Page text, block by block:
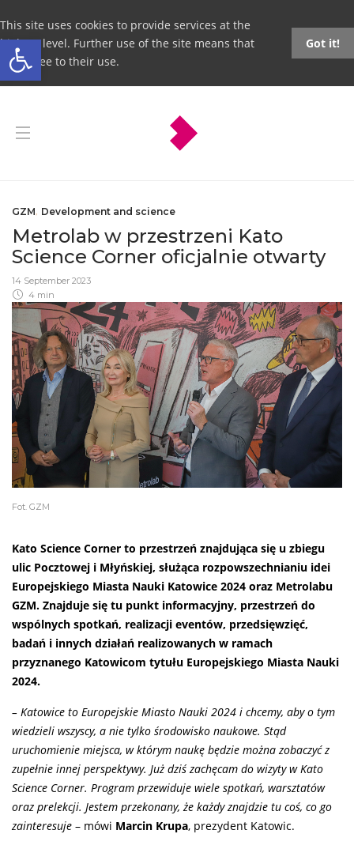
Open toolbar
This site uses cookies to provide services at the
highest level. Further use of the site means that
you agree to their use.
Got it!
GZM, Development and science
Metrolab w przestrzeni Kato
Science Corner oficjalnie otwarty
14 September 2023
4 min
Fot. GZM
Kato Science Corner to przestrzeń znajdująca się u zbiegu
ulic Pocztowej i Młyńskiej, służąca rozpowszechnianiu idei
Europejskiego Miasta Nauki Katowice 2024 oraz Metrolabu
GZM. Znajduje się tu punkt informacyjny, przestrzeń do
wspólnych spotkań, realizacji eventów, przedsięwzięć,
badań i innych działań realizowanych w ramach
przyznanego Katowicom tytułu Europejskiego Miasta Nauki
2024.
– Katowice to Europejskie Miasto Nauki 2024 i chcemy, aby o tym
wiedzieli wszyscy, a nie tylko środowisko naukowe. Stąd
uruchomienie miejsca, w którym naukę będzie można zobaczyć z
zupełnie innej perspektywy. Już dziś zachęcam do wizyty w Kato
Science Corner. Program przewiduje wiele spotkań, warsztatów
oraz prelekcji. Jestem przekonany, że każdy znajdzie tu coś, co go
zainteresuje – mówi Marcin Krupa, prezydent Katowic.